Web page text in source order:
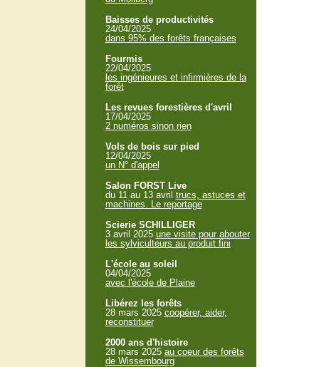
Baisses de productivités
24/04/2025
dans 95% des forêts françaises
Fourmis
22/04/2025
les ingénieures et infirmières de la
forêt
Les revues forestières d'avril
17/04/2025
2 numéros sinon rien
Vols de bois sur pied
12/04/2025
un N° d'appel
Salon FORST Live
du 11 au 13 avril trucs, astuces et
machines. Le reportage
Scierie SCHILLIGER
3 avril 2025 une visite pour abouter
les sylviculteurs au produit fini
L'école au soleil
04/04/2025
avec l'école de Plaine
Libérez les forêts
28 mars 2025 coopérer, aider,
reconstituer
2000 ans d'histoire
28 mars 2025 au coeur des forêts
de Wissembourg